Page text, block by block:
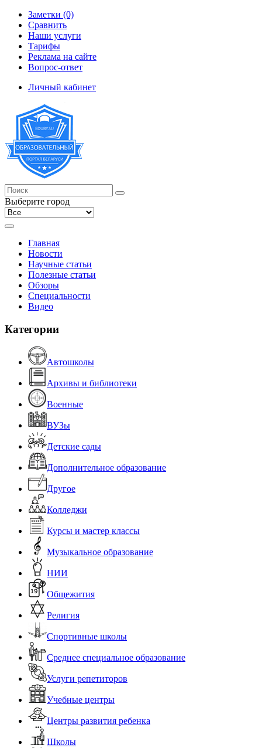
Заметки (0)
Сравнить
Наши услуги
Тарифы
Реклама на сайте
Вопрос-ответ
Личный кабинет
Выберите город
Главная
Новости
Научные статьи
Полезные статьи
Обзоры
Специальности
Видео
Категории
Автошколы
Архивы и библиотеки
Военные
ВУЗы
Детские сады
Дополнительное образование
Другое
Колледжи
Курсы и мастер классы
Музыкальное образование
НИИ
Общежития
Религия
Спортивные школы
Среднее специальное образование
Услуги репетиторов
Учебные центры
Центры развития ребенка
Школы